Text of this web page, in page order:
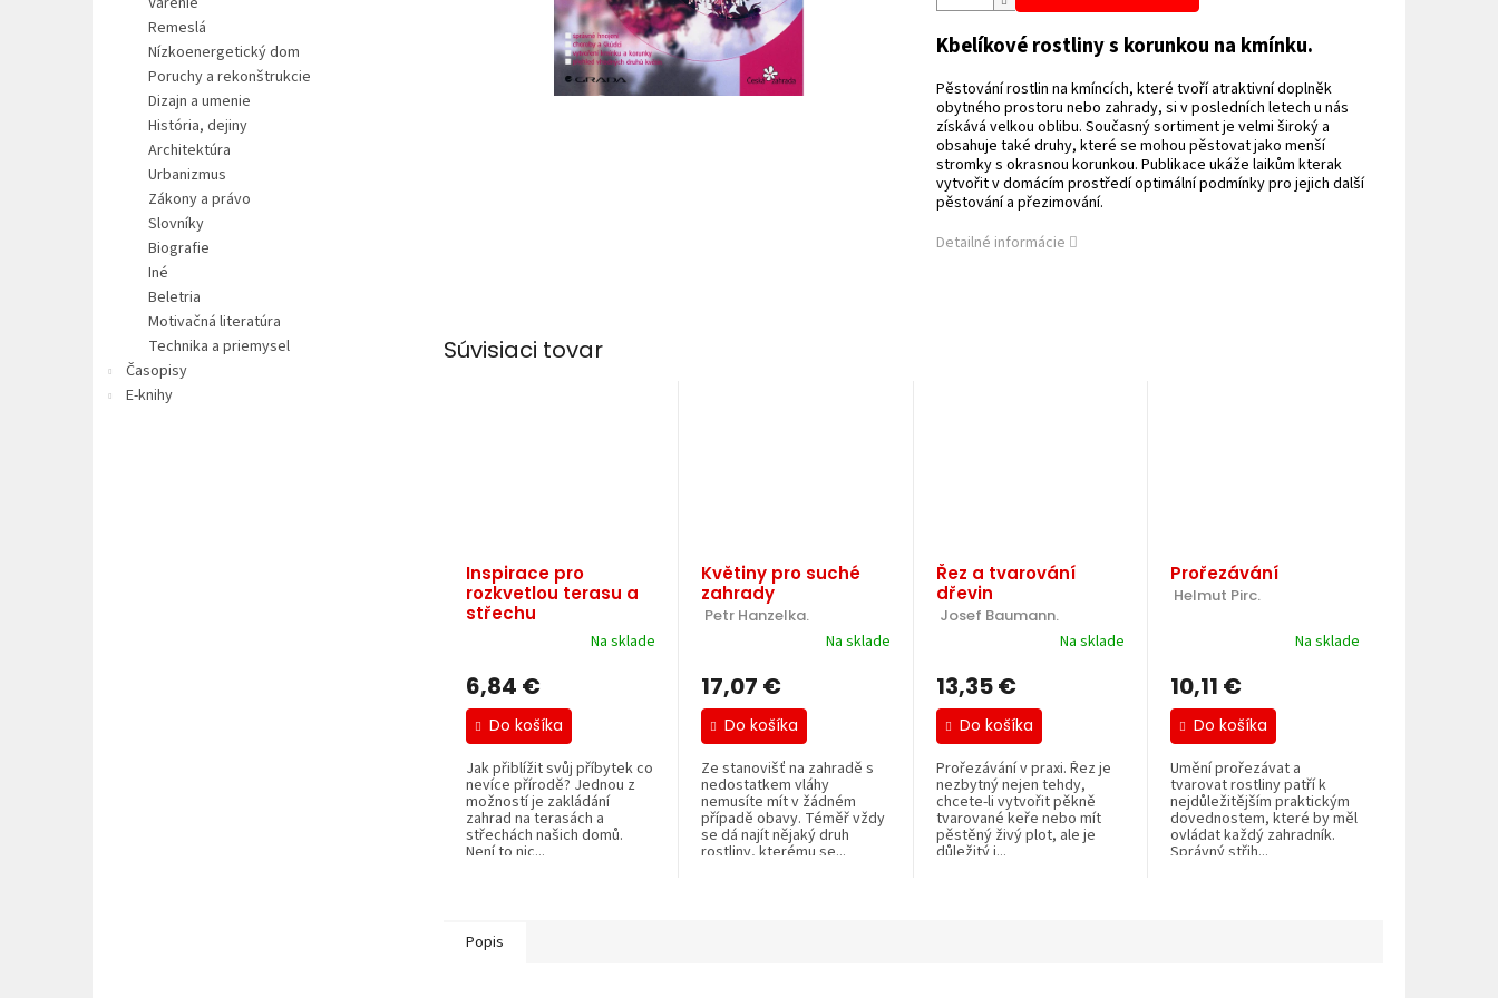
Remeslá
Nízkoenergetický dom
Poruchy a rekonštrukcie
Dizajn a umenie
História, dejiny
Architektúra
Urbanizmus
Zákony a právo
Slovníky
Biografie
Iné
Beletria
Motivačná literatúra
Technika a priemysel
Časopisy
E-knihy
Kbelíkové rostliny s korunkou na kmínku.
Pěstování rostlin na kmíncích, které tvoří atraktivní doplněk
obytného prostoru nebo zahrady, si v posledních letech u nás
získává velkou oblibu. Současný sortiment je velmi široký a
obsahuje také druhy, které se mohou pěstovat jako menší
stromky s okrasnou korunkou. Publikace ukáže laikům kterak
vytvořit v domácím prostředí optimální podmínky pro jejich další
pěstování a přezimování.
Detailné informácie
Súvisiaci tovar
Inspirace pro
rozkvetlou terasu a
střechu
Martina Hájková.Na sklade
6,84 €
Do košíka
Jak přiblížit svůj příbytek co
nevíce přírodě? Jednou z
možností je zakládání
zahrad na terasách a
střechách našich domů.
Není to nic...
Květiny pro suché
zahrady
Petr Hanzelka.
Na sklade
17,07 €
Do košíka
Ze stanovišť na zahradě s
nedostatkem vláhy
nemusíte mít v žádném
případě obavy. Téměř vždy
se dá najít nějaký druh
rostliny, kterému se...
Řez a tvarování
dřevin
Josef Baumann.
Na sklade
13,35 €
Do košíka
Prořezávání v praxi. Řez je
nezbytný nejen tehdy,
chcete-li vytvořit pěkně
tvarované keře nebo mít
pěstěný živý plot, ale je
důležitý i...
Prořezávání
Helmut Pirc.
Na sklade
10,11 €
Do košíka
Umění prořezávat a
tvarovat rostliny patří k
nejdůležitějším praktickým
dovednostem, které by měl
ovládat každý zahradník.
Správný střih...
Popis